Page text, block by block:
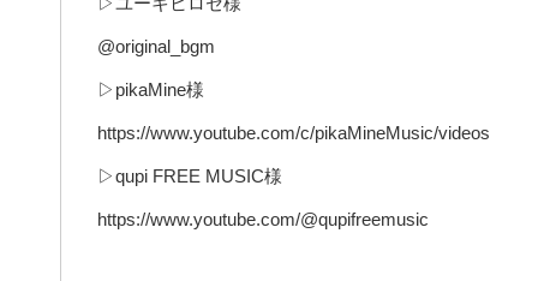
@original_bgm
▷pikaMine様
https://www.youtube.com/c/pikaMineMusic/videos
▷qupi FREE MUSIC様
https://www.youtube.com/@qupifreemusic